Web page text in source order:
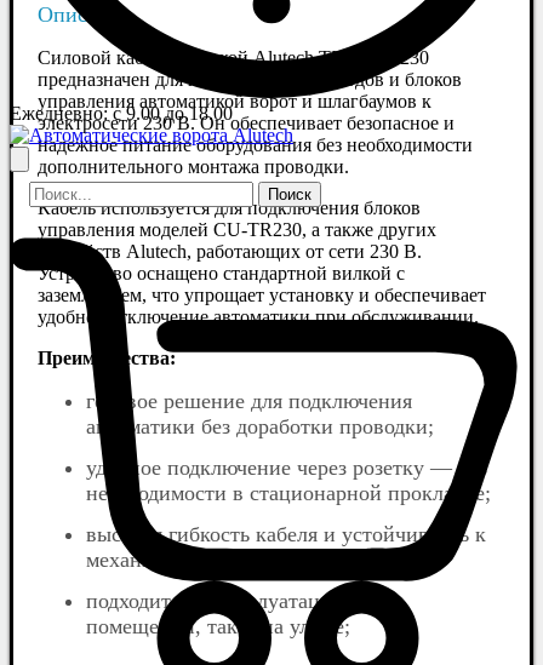
Ежедневно: с 9.00 до 18.00
Описание
Силовой кабель с вилкой Alutech TR-PCBL230
предназначен для подключения приводов и блоков
управления автоматикой ворот и шлагбаумов к
электросети 230 В. Он обеспечивает безопасное и
надежное питание оборудования без необходимости
дополнительного монтажа проводки.
Кабель используется для подключения блоков
управления моделей CU-TR230, а также других
устройств Alutech, работающих от сети 230 В.
Устройство оснащено стандартной вилкой с
заземлением, что упрощает установку и обеспечивает
удобное отключение автоматики при обслуживании.
Преимущества:
готовое решение для подключения
автоматики без доработки проводки;
удобное подключение через розетку — без
необходимости в стационарной прокладке;
высокая гибкость кабеля и устойчивость к
механическим нагрузкам;
подходит для эксплуатации как в
помещении, так и на улице;